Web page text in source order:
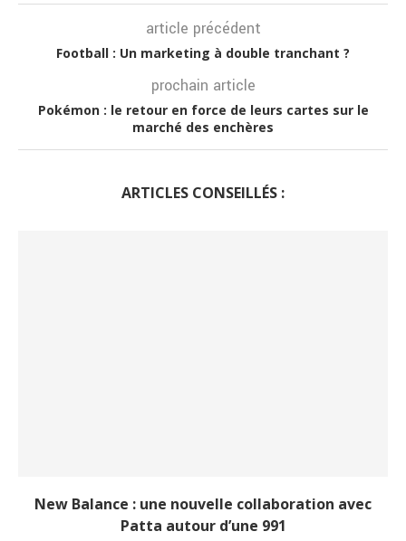
article précédent
Football : Un marketing à double tranchant ?
prochain article
Pokémon : le retour en force de leurs cartes sur le
marché des enchères
ARTICLES CONSEILLÉS :
New Balance : une nouvelle collaboration avec
Patta autour d’une 991